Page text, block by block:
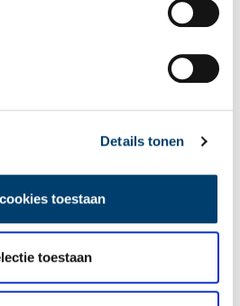
Details tonen
toestaan
toestaan
geef een reactie.
schreef:
doden gevallen zijn. Waarom lees